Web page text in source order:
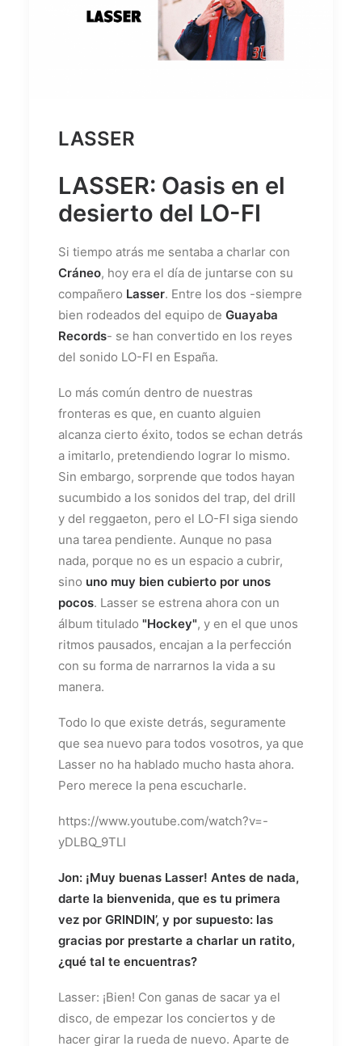
LASSER
LASSER: Oasis en el
desierto del LO-FI
Si tiempo atrás me sentaba a charlar con
Cráneo, hoy era el día de juntarse con su
compañero Lasser. Entre los dos -siempre
bien rodeados del equipo de Guayaba
Records- se han convertido en los reyes
del sonido LO-FI en España.
Lo más común dentro de nuestras
fronteras es que, en cuanto alguien
alcanza cierto éxito, todos se echan detrás
a imitarlo, pretendiendo lograr lo mismo.
Sin embargo, sorprende que todos hayan
sucumbido a los sonidos del trap, del drill
y del reggaeton, pero el LO-FI siga siendo
una tarea pendiente. Aunque no pasa
nada, porque no es un espacio a cubrir,
sino uno muy bien cubierto por unos
pocos. Lasser se estrena ahora con un
álbum titulado "Hockey", y en el que unos
ritmos pausados, encajan a la perfección
con su forma de narrarnos la vida a su
manera.
Todo lo que existe detrás, seguramente
que sea nuevo para todos vosotros, ya que
Lasser no ha hablado mucho hasta ahora.
Pero merece la pena escucharle.
https://www.youtube.com/watch?v=-
yDLBQ_9TLI
Jon: ¡Muy buenas Lasser! Antes de nada,
darte la bienvenida, que es tu primera
vez por GRINDIN’, y por supuesto: las
gracias por prestarte a charlar un ratito,
¿qué tal te encuentras?
Lasser: ¡Bien! Con ganas de sacar ya el
disco, de empezar los conciertos y de
hacer girar la rueda de nuevo. Aparte de